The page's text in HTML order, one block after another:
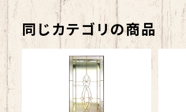
同じカテゴリの商品